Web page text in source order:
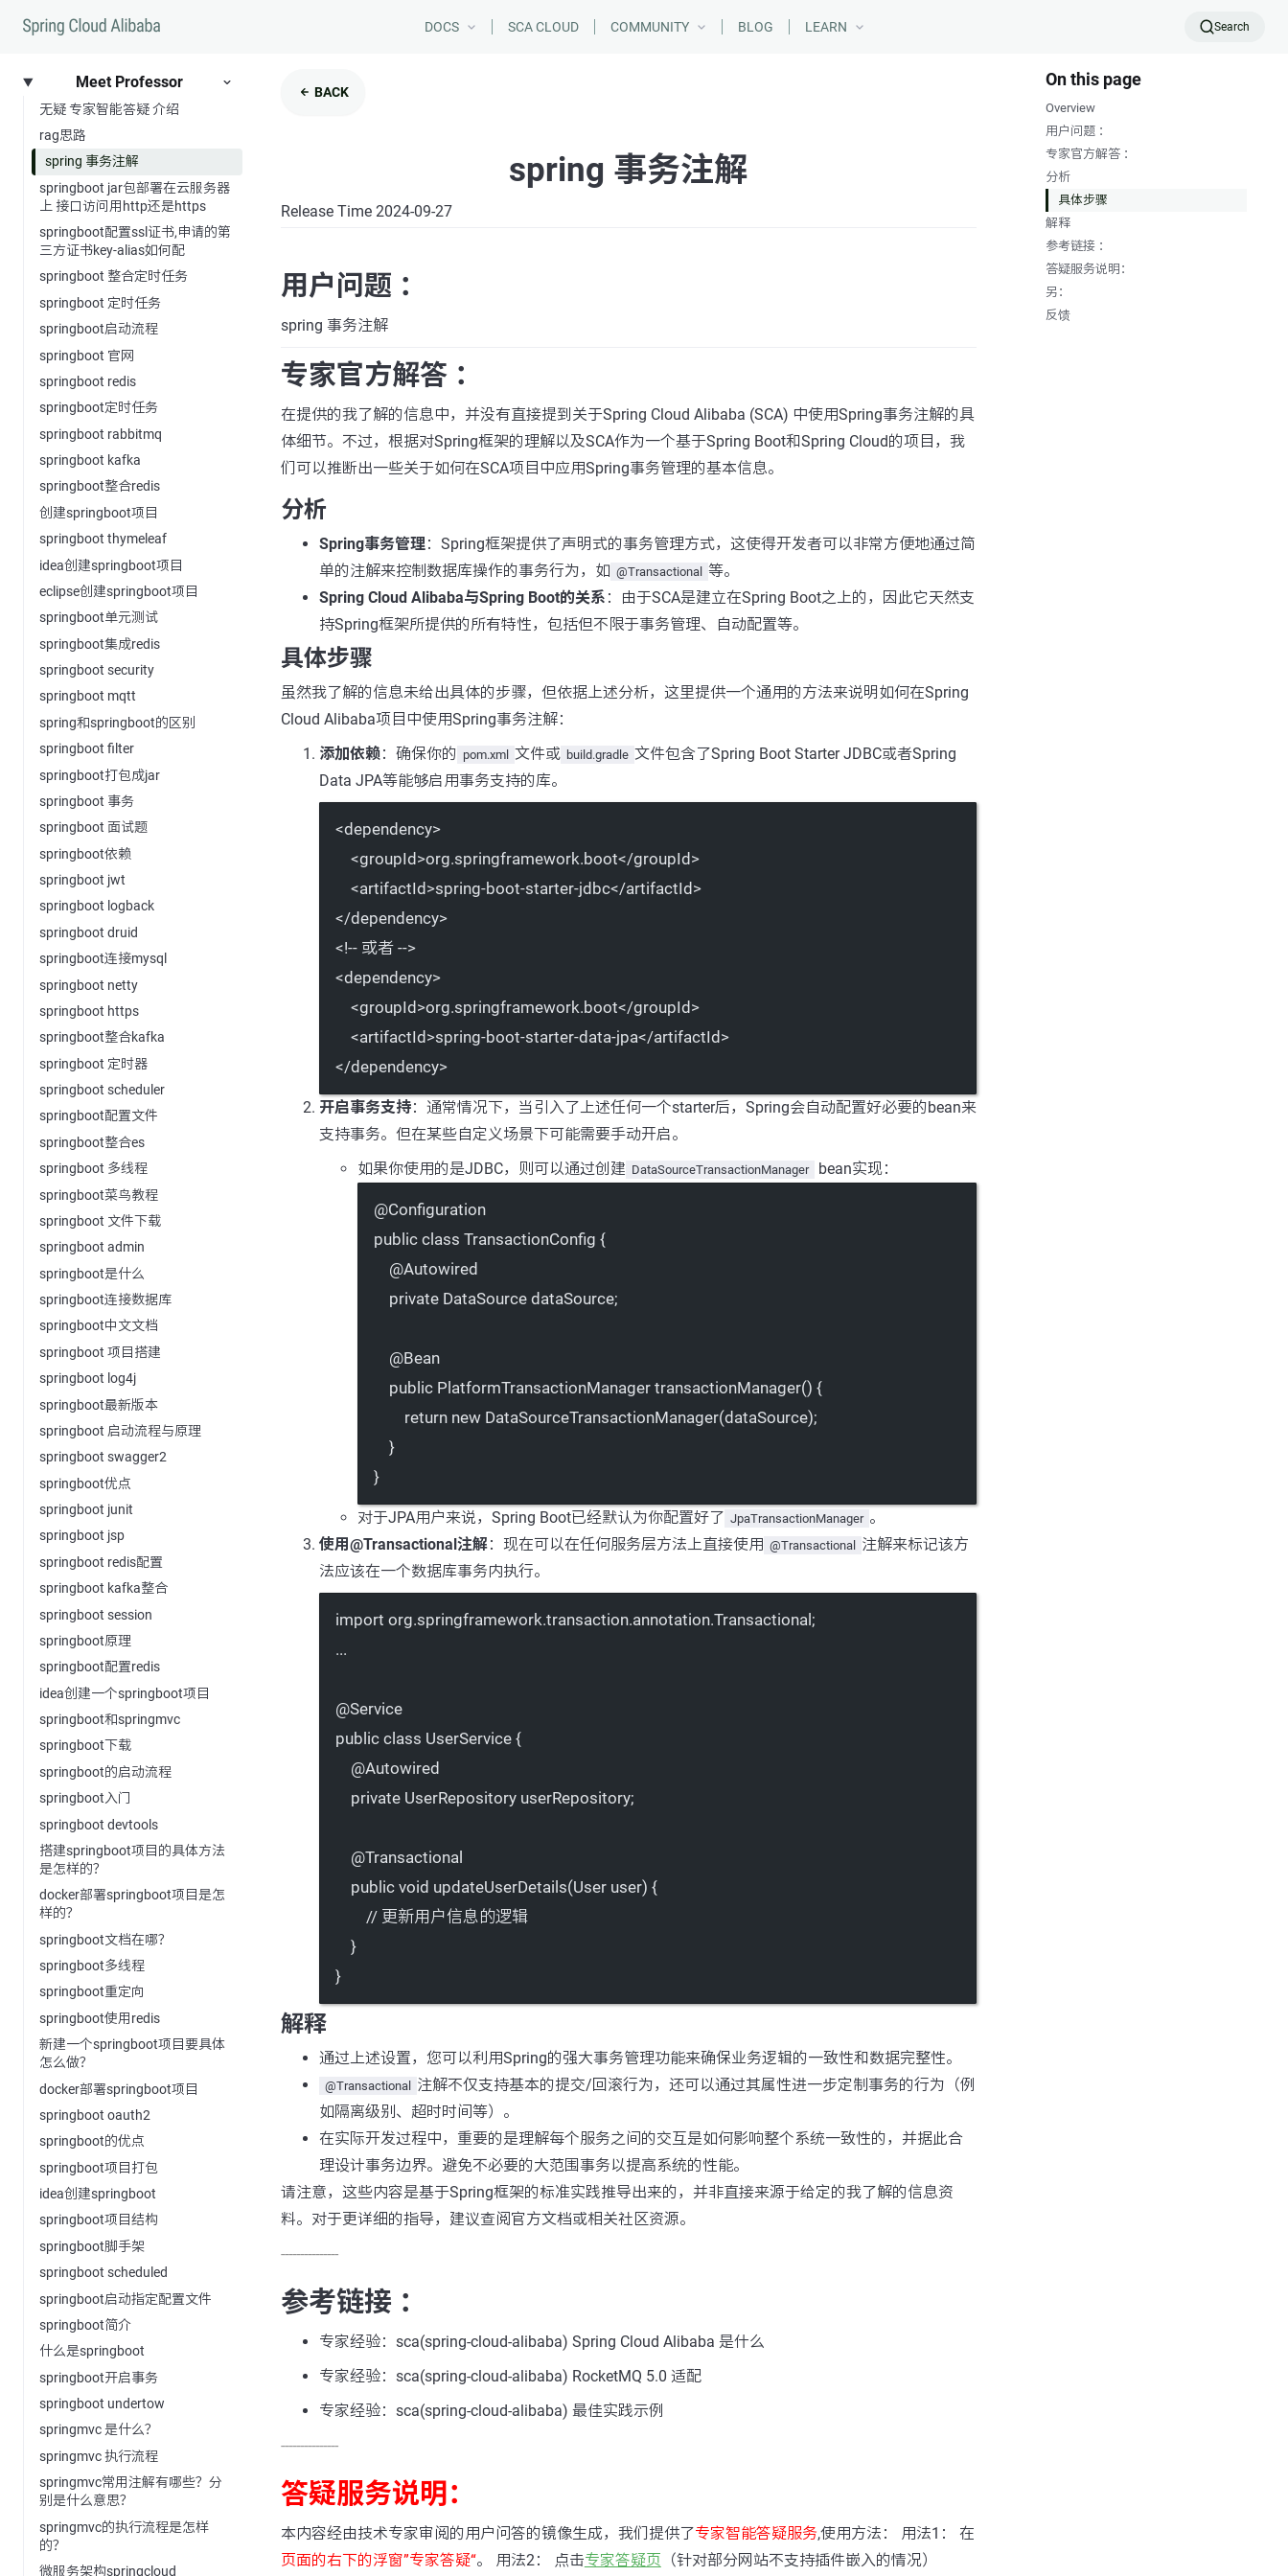
DOCS SCA CLOUD COMMUNITY BLOG LEARN Search
Meet Professor
无疑 专家智能答疑 介绍
rag思路
spring 事务注解
springboot jar包部署在云服务器
上 接口访问用http还是https
springboot配置ssl证书,申请的第
三方证书key-alias如何配
springboot 整合定时任务
springboot 定时任务
springboot启动流程
springboot 官网
springboot redis
springboot定时任务
springboot rabbitmq
springboot kafka
springboot整合redis
创建springboot项目
springboot thymeleaf
idea创建springboot项目
eclipse创建springboot项目
springboot单元测试
springboot集成redis
springboot security
springboot mqtt
spring和springboot的区别
springboot filter
springboot打包成jar
springboot 事务
springboot 面试题
springboot依赖
springboot jwt
springboot logback
springboot druid
springboot连接mysql
springboot netty
springboot https
springboot整合kafka
springboot 定时器
springboot scheduler
springboot配置文件
springboot整合es
springboot 多线程
springboot菜鸟教程
springboot 文件下载
springboot admin
springboot是什么
springboot连接数据库
springboot中文文档
springboot 项目搭建
springboot log4j
springboot最新版本
springboot 启动流程与原理
springboot swagger2
springboot优点
springboot junit
springboot jsp
springboot redis配置
springboot kafka整合
springboot session
springboot原理
springboot配置redis
idea创建一个springboot项目
springboot和springmvc
springboot下载
springboot的启动流程
springboot入门
springboot devtools
搭建springboot项目的具体方法
是怎样的？
docker部署springboot项目是怎
样的？
springboot文档在哪？
springboot多线程
springboot重定向
springboot使用redis
新建一个springboot项目要具体
怎么做？
docker部署springboot项目
springboot oauth2
springboot的优点
springboot项目打包
idea创建springboot
springboot项目结构
springboot脚手架
springboot scheduled
springboot启动指定配置文件
springboot简介
什么是springboot
springboot开启事务
springboot undertow
springmvc 是什么？
springmvc 执行流程
springmvc常用注解有哪些？分
别是什么意思？
springmvc的执行流程是怎样
的？
微服务架构springcloud
BACK
spring 事务注解
Release Time 2024-09-27
用户问题 ：
spring 事务注解
专家官方解答 ：
在提供的我了解的信息中，并没有直接提到关于Spring Cloud Alibaba (SCA) 中使用Spring事务注解的具
体细节。不过，根据对Spring框架的理解以及SCA作为一个基于Spring Boot和Spring Cloud的项目，我
们可以推断出一些关于如何在SCA项目中应用Spring事务管理的基本信息。
分析
Spring事务管理：Spring框架提供了声明式的事务管理方式，这使得开发者可以非常方便地通过简
单的注解来控制数据库操作的事务行为，如 @Transactional 等。
Spring Cloud Alibaba与Spring Boot的关系 ：由于SCA是建立在Spring Boot之上的，因此它天然支
持Spring框架所提供的所有特性，包括但不限于事务管理、自动配置等。
具体步骤
虽然我了解的信息未给出具体的步骤，但依据上述分析，这里提供一个通用的方法来说明如何在Spring
Cloud Alibaba项目中使用Spring事务注解：
添加依赖 ：确保你的 pom.xml 文件或 build.gradle 文件包含了Spring Boot Starter JDBC或者Spring
Data JPA等能够启用事务支持的库。
<dependency>
<groupId>org.springframework.boot</groupId>
<artifactId>spring-boot-starter-jdbc</artifactId>
</dependency>
<!-- 或者 -->
<dependency>
<groupId>org.springframework.boot</groupId>
<artifactId>spring-boot-starter-data-jpa</artifactId>
</dependency>
开启事务支持：通常情况下，当引入了上述任何一个starter后，Spring会自动配置好必要的bean来
支持事务。但在某些自定义场景下可能需要手动开启。
如果你使用的是JDBC，则可以通过创建 DataSourceTransactionManager bean实现：
@Configuration
public class TransactionConfig {
@Autowired
private DataSource dataSource;
@Bean
public PlatformTransactionManager transactionManager() {
return new DataSourceTransactionManager(dataSource);
}
}
对于JPA用户来说，Spring Boot已经默认为你配置好了 JpaTransactionManager 。
使用@Transactional注解：现在可以在任何服务层方法上直接使用 @Transactional 注解来标记该方
法应该在一个数据库事务内执行。
import org.springframework.transaction.annotation.Transactional;
...
@Service
public class UserService {
@Autowired
private UserRepository userRepository;
@Transactional
public void updateUserDetails(User user) {
// 更新用户信息的逻辑
}
}
解释
通过上述设置，您可以利用Spring的强大事务管理功能来确保业务逻辑的一致性和数据完整性。
@Transactional 注解不仅支持基本的提交/回滚行为，还可以通过其属性进一步定制事务的行为（例
如隔离级别、超时时间等）。
在实际开发过程中，重要的是理解每个服务之间的交互是如何影响整个系统一致性的，并据此合
理设计事务边界。避免不必要的大范围事务以提高系统的性能。
请注意，这些内容是基于Spring框架的标准实践推导出来的，并非直接来源于给定的我了解的信息资
料。对于更详细的指导，建议查阅官方文档或相关社区资源。
---------------
参考链接 ：
专家经验：sca(spring-cloud-alibaba) Spring Cloud Alibaba 是什么
专家经验：sca(spring-cloud-alibaba) RocketMQ 5.0 适配
专家经验：sca(spring-cloud-alibaba) 最佳实践示例
---------------
答疑服务说明：
本内容经由技术专家审阅的用户问答的镜像生成，我们提供了专家智能答疑服务,使用方法： 用法1： 在
页面的右下的浮窗”专家答疑“。 用法2： 点击专家答疑页 （针对部分网站不支持插件嵌入的情况）
On this page
Overview
用户问题 ：
专家官方解答 ：
分析
具体步骤
解释
参考链接 ：
答疑服务说明：
另：
反馈